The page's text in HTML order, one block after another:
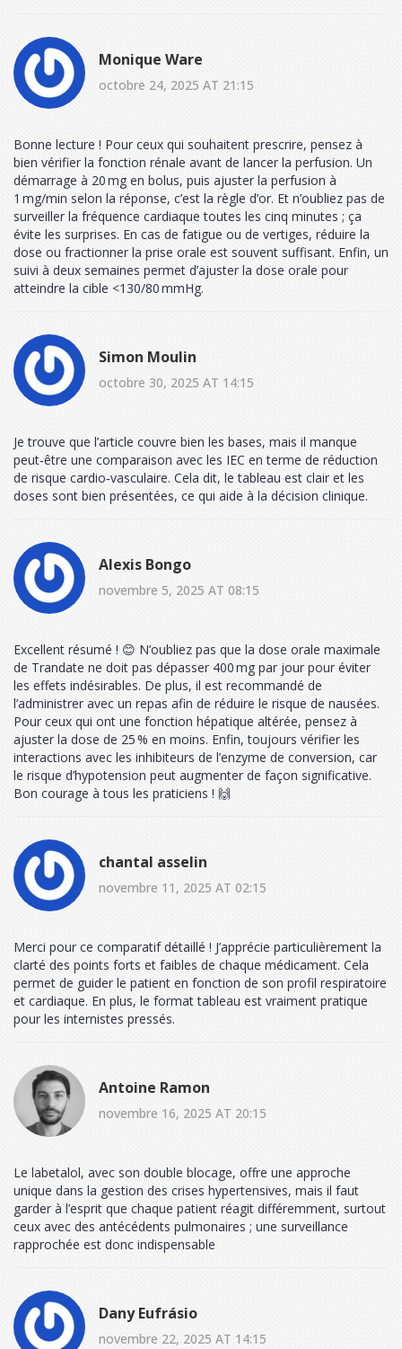
Monique Ware
octobre 24, 2025 AT 21:15
Bonne lecture ! Pour ceux qui souhaitent prescrire, pensez à
bien vérifier la fonction rénale avant de lancer la perfusion. Un
démarrage à 20 mg en bolus, puis ajuster la perfusion à
1 mg/min selon la réponse, c’est la règle d’or. Et n’oubliez pas de
surveiller la fréquence cardiaque toutes les cinq minutes ; ça
évite les surprises. En cas de fatigue ou de vertiges, réduire la
dose ou fractionner la prise orale est souvent suffisant. Enfin, un
suivi à deux semaines permet d’ajuster la dose orale pour
atteindre la cible <130/80 mmHg.
Simon Moulin
octobre 30, 2025 AT 14:15
Je trouve que l’article couvre bien les bases, mais il manque
peut‑être une comparaison avec les IEC en terme de réduction
de risque cardio‑vasculaire. Cela dit, le tableau est clair et les
doses sont bien présentées, ce qui aide à la décision clinique.
Alexis Bongo
novembre 5, 2025 AT 08:15
Excellent résumé ! 😊 N’oubliez pas que la dose orale maximale
de Trandate ne doit pas dépasser 400 mg par jour pour éviter
les effets indésirables. De plus, il est recommandé de
l’administrer avec un repas afin de réduire le risque de nausées.
Pour ceux qui ont une fonction hépatique altérée, pensez à
ajuster la dose de 25 % en moins. Enfin, toujours vérifier les
interactions avec les inhibiteurs de l’enzyme de conversion, car
le risque d’hypotension peut augmenter de façon significative.
Bon courage à tous les praticiens ! 🙌
chantal asselin
novembre 11, 2025 AT 02:15
Merci pour ce comparatif détaillé ! J’apprécie particulièrement la
clarté des points forts et faibles de chaque médicament. Cela
permet de guider le patient en fonction de son profil respiratoire
et cardiaque. En plus, le format tableau est vraiment pratique
pour les internistes pressés.
Antoine Ramon
novembre 16, 2025 AT 20:15
Le labetalol, avec son double blocage, offre une approche
unique dans la gestion des crises hypertensives, mais il faut
garder à l’esprit que chaque patient réagit différemment, surtout
ceux avec des antécédents pulmonaires ; une surveillance
rapprochée est donc indispensable
Dany Eufrásio
novembre 22, 2025 AT 14:15